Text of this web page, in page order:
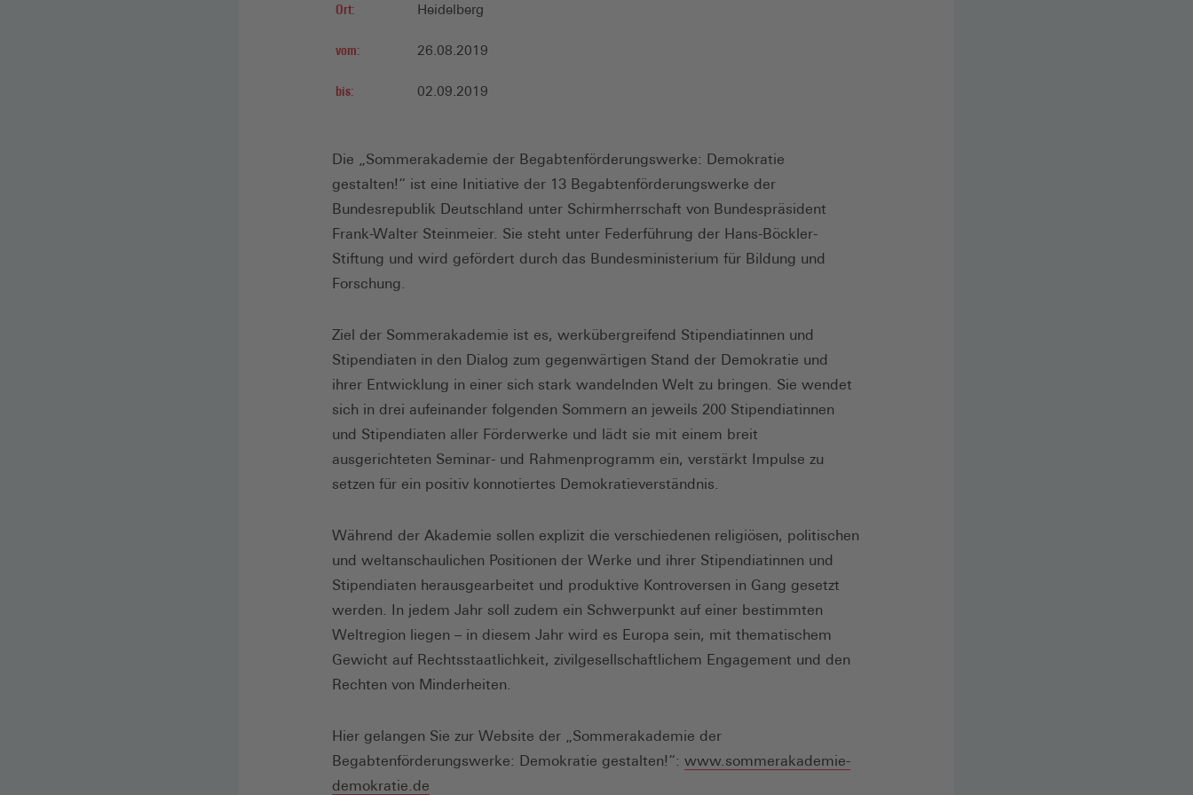
Ort: Heidelberg
vom: 26.08.2019
bis: 02.09.2019
Die „Sommerakademie der Begabtenförderungswerke: Demokratie
gestalten!“ ist eine Initiative der 13 Begabtenförderungswerke der
Bundesrepublik Deutschland unter Schirmherrschaft von Bundespräsident
Frank-Walter Steinmeier. Sie steht unter Federführung der Hans-Böckler-
Stiftung und wird gefördert durch das Bundesministerium für Bildung und
Forschung.
Ziel der Sommerakademie ist es, werkübergreifend Stipendiatinnen und
Stipendiaten in den Dialog zum gegenwärtigen Stand der Demokratie und
ihrer Entwicklung in einer sich stark wandelnden Welt zu bringen. Sie wendet
sich in drei aufeinander folgenden Sommern an jeweils 200 Stipendiatinnen
und Stipendiaten aller Förderwerke und lädt sie mit einem breit
ausgerichteten Seminar- und Rahmenprogramm ein, verstärkt Impulse zu
setzen für ein positiv konnotiertes Demokratieverständnis.
Während der Akademie sollen explizit die verschiedenen religiösen, politischen
und weltanschaulichen Positionen der Werke und ihrer Stipendiatinnen und
Stipendiaten herausgearbeitet und produktive Kontroversen in Gang gesetzt
werden. In jedem Jahr soll zudem ein Schwerpunkt auf einer bestimmten
Weltregion liegen – in diesem Jahr wird es Europa sein, mit thematischem
Gewicht auf Rechtsstaatlichkeit, zivilgesellschaftlichem Engagement und den
Rechten von Minderheiten.
Hier gelangen Sie zur Website der „Sommerakademie der
Begabtenförderungswerke: Demokratie gestalten!“: www.sommerakademie-
demokratie.de